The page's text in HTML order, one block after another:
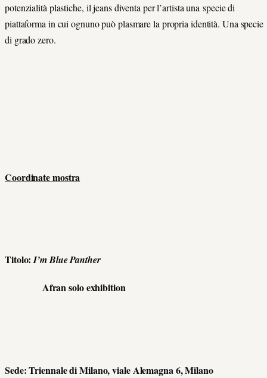
potenzialità plastiche, il jeans diventa per l’artista una specie di
piattaforma in cui ognuno può plasmare la propria identità. Una specie
di grado zero.
Coordinate mostra
Titolo:I’m Blue Panther
Afran solo exhibition
Sede: Triennale di Milano, viale Alemagna 6, Milano